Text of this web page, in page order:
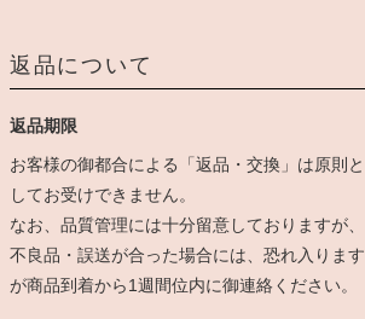
返品について
返品期限
お客様の御都合による「返品・交換」は原則と
してお受けできません。
なお、品質管理には十分留意しておりますが、
不良品・誤送が合った場合には、恐れ入ります
が商品到着から1週間位内に御連絡ください。